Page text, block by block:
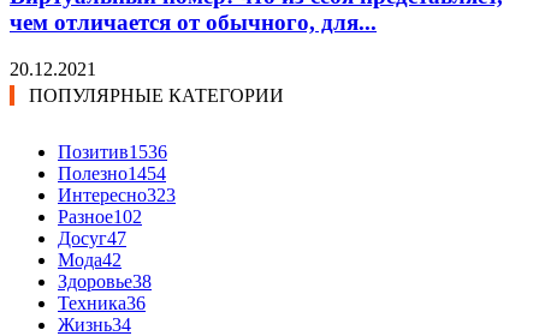
чем отличается от обычного, для...
20.12.2021
ПОПУЛЯРНЫЕ КАТЕГОРИИ
Позитив1536
Полезно1454
Интересно323
Разное102
Досуг47
Мода42
Здоровье38
Техника36
Жизнь34